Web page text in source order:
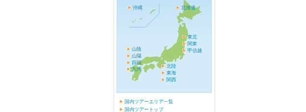
北海道
東北
関東
甲信越
北陸
東海
関西
山陰
山陽
四国
九州
沖縄
国内ツアーエリア一覧
国内ツアートップ